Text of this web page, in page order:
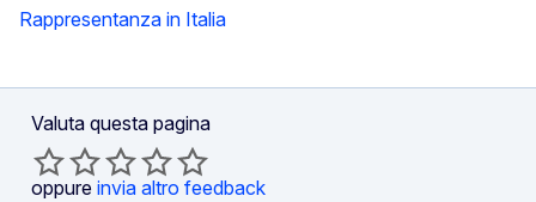
Rappresentanza in Italia
Valuta questa pagina
oppure invia altro feedback